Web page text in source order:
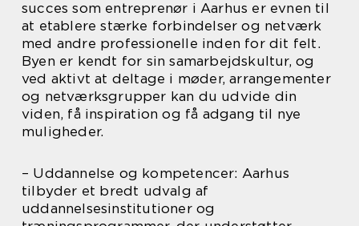
succes som entreprenør i Aarhus er evnen til
at etablere stærke forbindelser og netværk
med andre professionelle inden for dit felt.
Byen er kendt for sin samarbejdskultur, og
ved aktivt at deltage i møder, arrangementer
og netværksgrupper kan du udvide din
viden, få inspiration og få adgang til nye
muligheder.
– Uddannelse og kompetencer: Aarhus
tilbyder et bredt udvalg af
uddannelsesinstitutioner og